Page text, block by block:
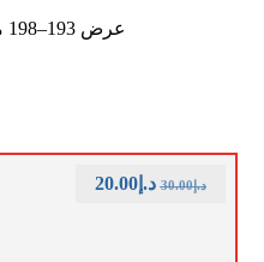
عرض 193–198 من أصل 210 نتائج
د.إ30.00 د.إ20.00